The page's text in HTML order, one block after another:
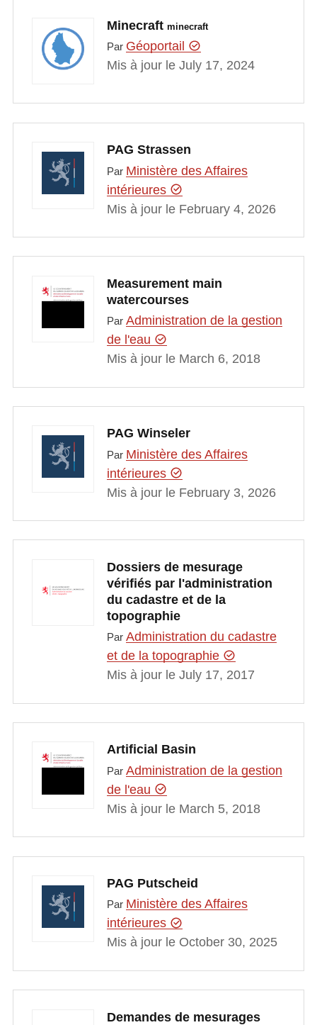
Minecraft minecraft
Par Géoportail
Mis à jour le July 17, 2024
PAG Strassen
Par Ministère des Affaires
intérieures
Mis à jour le February 4, 2026
Measurement main
watercourses
Par Administration de la gestion
de l'eau
Mis à jour le March 6, 2018
PAG Winseler
Par Ministère des Affaires
intérieures
Mis à jour le February 3, 2026
Dossiers de mesurage
vérifiés par l'administration
du cadastre et de la
topographie
Par Administration du cadastre
et de la topographie
Mis à jour le July 17, 2017
Artificial Basin
Par Administration de la gestion
de l'eau
Mis à jour le March 5, 2018
PAG Putscheid
Par Ministère des Affaires
intérieures
Mis à jour le October 30, 2025
Demandes de mesurages